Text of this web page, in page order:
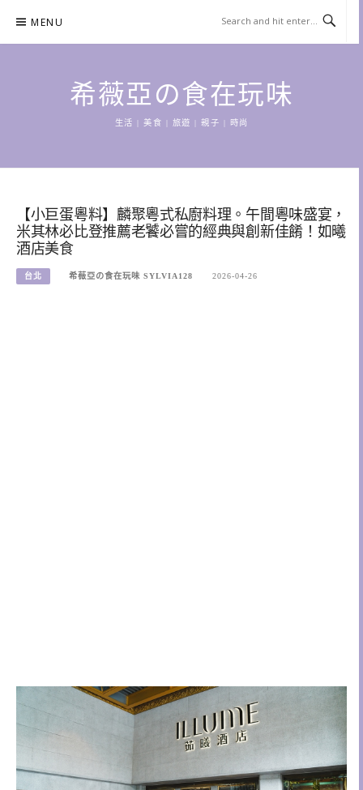
content
MENU
希薇亞の食在玩味
生活 | 美食 | 旅遊 | 親子 | 時尚
【小巨蛋粵料】麟聚粵式私廚料理。午間粵味盛宴，
米其林必比登推薦老饕必嘗的經典與創新佳餚！如曦
酒店美食
台北 希薇亞の食在玩味 SYLVIA128 2026-04-26